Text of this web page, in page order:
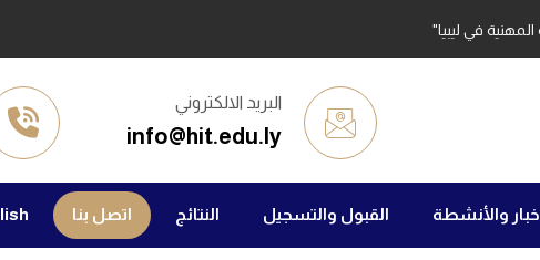
في ليبيا"
البريد الالكتروني
info@hit.edu.ly
والأنشطة القبول والتسجيل النتائج اتصل بنا